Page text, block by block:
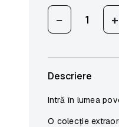
− +
Descriere
Intră în lumea
O colecție